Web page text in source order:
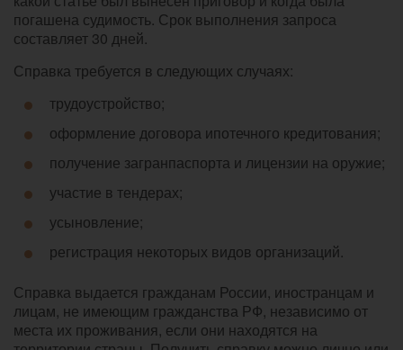
погашена судимость. Срок выполнения запроса
составляет 30 дней.
Справка требуется в следующих случаях:
трудоустройство;
оформление договора ипотечного кредитования;
получение загранпаспорта и лицензии на оружие;
участие в тендерах;
усыновление;
регистрация некоторых видов организаций.
Справка выдается гражданам России, иностранцам и
лицам, не имеющим гражданства РФ, независимо от
места их проживания, если они находятся на